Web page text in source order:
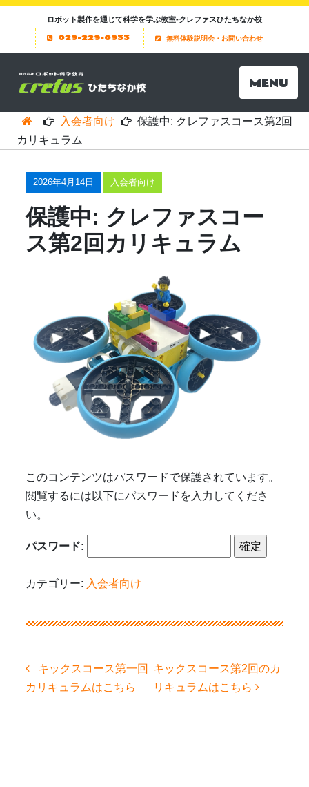
ロボット製作を通じて科学を学ぶ教室-クレファスひたちなか校
029-229-0933 無料体験説明会・お問い合わせ
MENU
入会者向け
保護中: クレファスコース第2回
カリキュラム
2026年4月14日 入会者向け
保護中: クレファスコー
ス第2回カリキュラム
このコンテンツはパスワードで保護されています。
閲覧するには以下にパスワードを入力してくださ
い。
パスワード:
カテゴリー: 入会者向け
投
ナ
キックスコース第一回
カリキュラムはこちら
キックスコース第2回のカ
リキュラムはこちら